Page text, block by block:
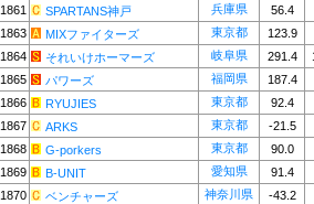
1861
SPARTANS神戸 兵庫県
56.4
1863
MIXファイターズ 東京都
123.9
1864
それいけホーマーズ 岐阜県 291.4
1865
パワーズ 福岡県
187.4
1866
RYUJIES 東京都
92.4
1867
ARKS 東京都
-21.5
1868
G-porkers 東京都
90.0
1869
B-UNIT 愛知県
91.4
1870
ベンチャーズ 神奈川県
-43.2